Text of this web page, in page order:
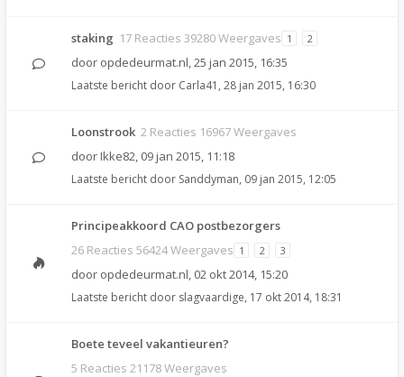
staking 17 Reacties 39280 Weergaves 1 2
door opdedeurmat.nl,25 jan 2015, 16:35
Laatste bericht door Carla41 , 28 jan 2015, 16:30
Loonstrook 2 Reacties 16967 Weergaves
door Ikke82, 09 jan 2015, 11:18
Laatste bericht door Sanddyman, 09 jan 2015, 12:05
Principeakkoord CAO postbezorgers
26 Reacties 56424 Weergaves 1 2 3
door opdedeurmat.nl, 02 okt 2014, 15:20
Laatste bericht door slagvaardige, 17 okt 2014, 18:31
Boete teveel vakantieuren?
5 Reacties 21178 Weergaves